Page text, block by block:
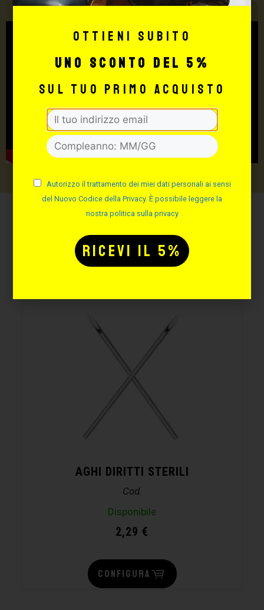
TATTOO STUDIO
Potrebbe interessarti
anche:
AGHI DIRITTI STERILI
Cod.
Disponibile
2,29 €
CONFIGURA
Ottieni subito
uno sconto del 5%
sul tuo primo acquisto
Autorizzo il trattamento dei miei dati personali ai sensi
del Nuovo Codice della Privacy. È possibile leggere la
nostra politica sulla privacy